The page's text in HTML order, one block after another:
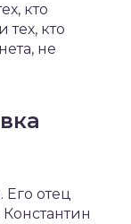
кто
кто
не
Его отец